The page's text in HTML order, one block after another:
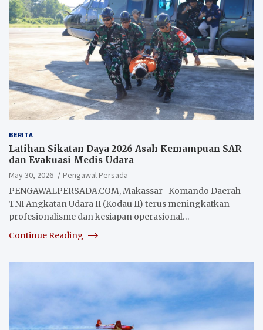
BERITA
Latihan Sikatan Daya 2026 Asah Kemampuan SAR
dan Evakuasi Medis Udara
May 30, 2026
Pengawal Persada
PENGAWALPERSADA.COM, Makassar- Komando Daerah
TNI Angkatan Udara II (Kodau II) terus meningkatkan
profesionalisme dan kesiapan operasional…
Continue Reading